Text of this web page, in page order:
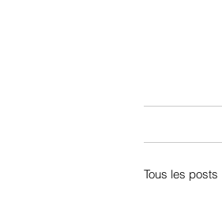
Tous les posts